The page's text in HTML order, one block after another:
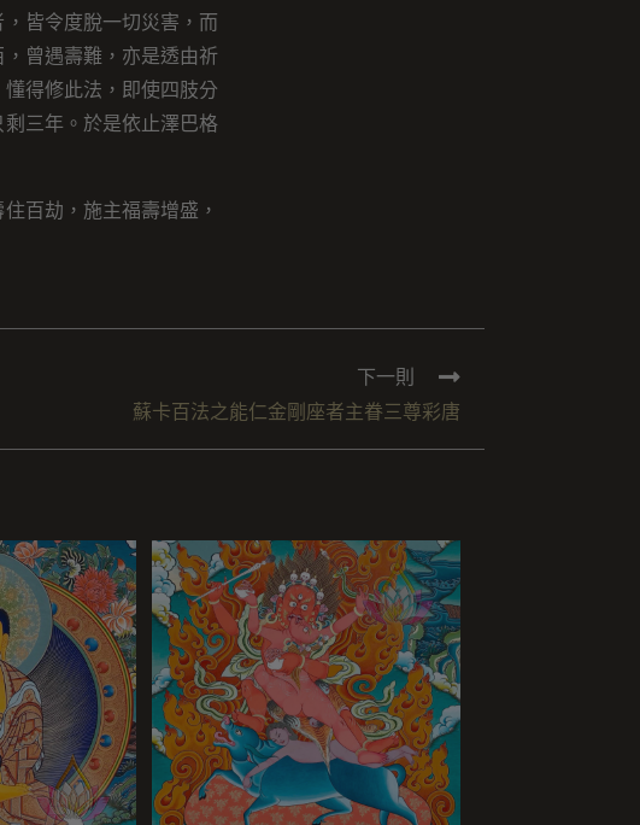
皆令度脫一切災害，而
曾遇壽難，亦是透由祈
得修此法，即使四肢分
三年。於是依止澤巴格
百劫，施主福壽增盛，
下一則
蘇卡百法之能仁金剛座者主眷三尊彩唐